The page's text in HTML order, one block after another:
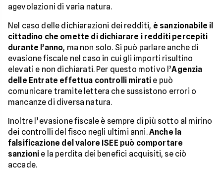
agevolazioni di varia natura.
Nel caso delle dichiarazioni dei redditi, è sanzionabile il
cittadino che omette di dichiarare i redditi percepiti
durante l’anno, ma non solo. Si può parlare anche di
evasione fiscale nel caso in cui gli importi risultino
elevati e non dichiarati. Per questo motivo l’Agenzia
delle Entrate effettua controlli mirati e può
comunicare tramite lettera che sussistono errori o
mancanze di diversa natura.
Inoltre l’evasione fiscale è sempre di più sotto al mirino
dei controlli del fisco negli ultimi anni.Anche la
falsificazione del valore ISEE può comportare
sanzioni e la perdita dei benefici acquisiti, se ciò
accade.